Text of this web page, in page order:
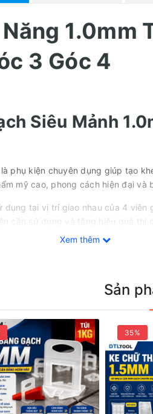
1.0mm
3 Góc 4
Siêu Mảnh
phụ kiện chuyên dụng giúp tạo
mỹ cao, phong cách hiện đại và
dụng tại vị trí giao nhau của 4
cần sử dụng và tăng hiệu quả thi
kiệm đáng kể chi phí vật tư cho
Xem thêm
Sản
35%